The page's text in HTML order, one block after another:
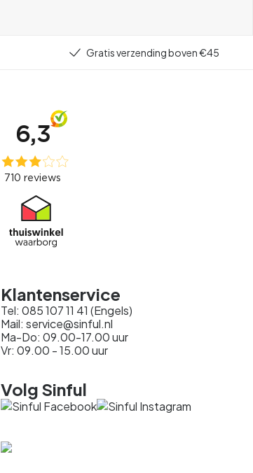
Gratis verzending boven €45
Klantenservice
Tel: 085 107 11 41 (Engels)
Mail: service@sinful.nl
Ma-Do: 09.00-17.00 uur
Vr: 09.00 - 15.00 uur
Volg Sinful